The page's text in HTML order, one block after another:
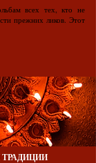
всех тех, кто не
прежних ликов. Этот